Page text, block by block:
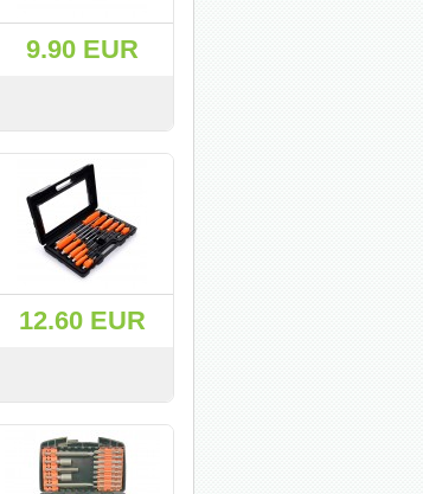
9.90 EUR
СМОТРЕТЬKУПИТЬ
12.60 EUR
СМОТРЕТЬKУПИТЬ